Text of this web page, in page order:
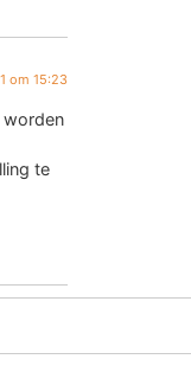
om 15:23
worden
te